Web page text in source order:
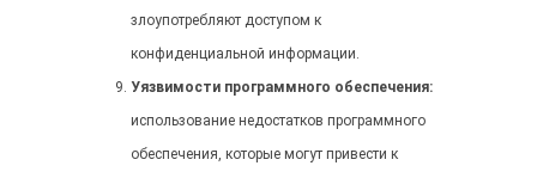
злоупотребляют доступом к
конфиденциальной информации.
Уязвимости программного обеспечения:
использование недостатков программного
обеспечения, которые могут привести к